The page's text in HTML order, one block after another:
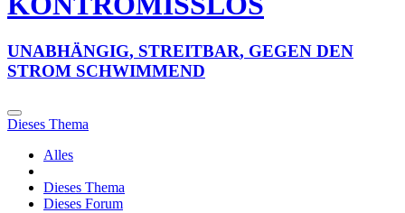
UNABHÄNGIG, STREITBAR, GEGEN DEN
STROM SCHWIMMEND
Dieses Thema
Alles
Dieses Thema
Dieses Forum